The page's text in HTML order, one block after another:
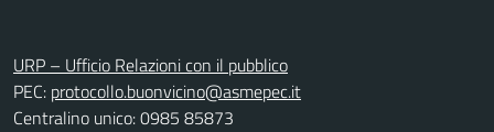
URP – Ufficio Relazioni con il pubblico
PEC: protocollo.buonvicino@asmepec.it
Centralino unico: 0985 85873